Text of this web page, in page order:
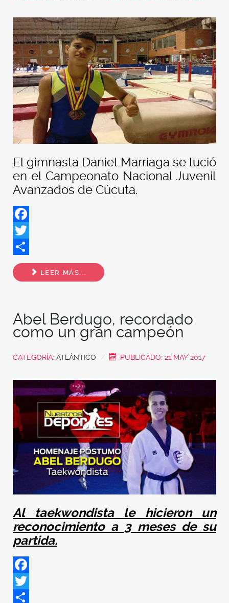
El gimnasta Daniel Marriaga se lució
en el Campeonato Nacional Juvenil
Avanzados de Cúcuta.
Facebook
Twitter
Share
LEER MÁS...
Abel Berdugo, recordado
como un gran campeón
CATEGORÍA: ATLÁNTICO PUBLICADO: 21 MAY 2017
Al taekwondista le hicieron un
reconocimiento a 3 meses de su
partida.
Facebook
Twitter